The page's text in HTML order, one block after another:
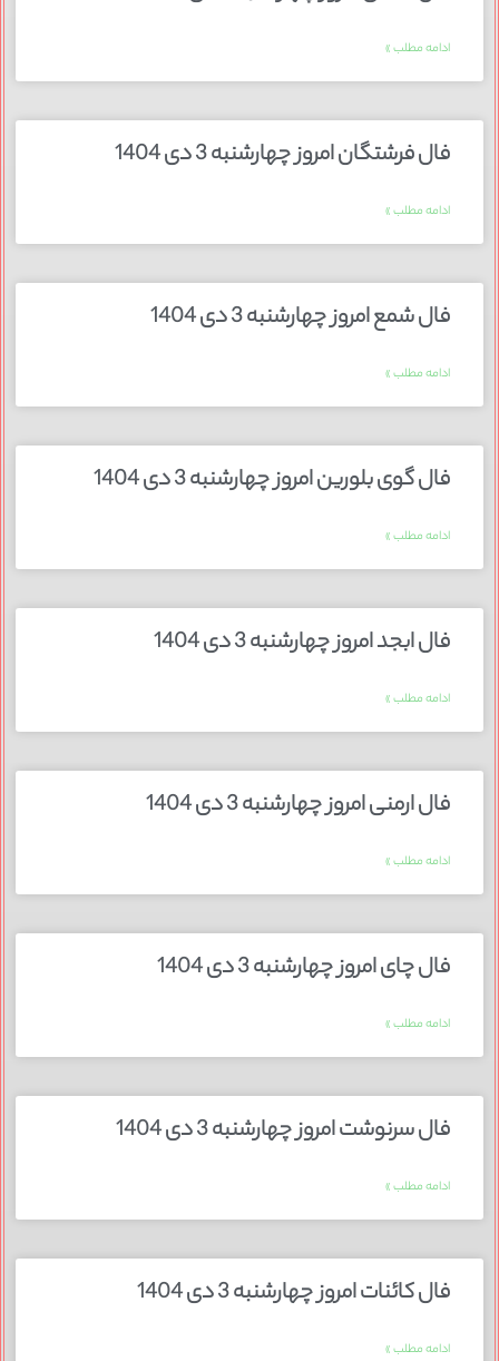
ادامه مطلب »
فال فرشتگان امروز چهارشنبه 3 دی 1404
ادامه مطلب »
فال شمع امروز چهارشنبه 3 دی 1404
ادامه مطلب »
فال گوی بلورین امروز چهارشنبه 3 دی 1404
ادامه مطلب »
فال ابجد امروز چهارشنبه 3 دی 1404
ادامه مطلب »
فال ارمنی امروز چهارشنبه 3 دی 1404
ادامه مطلب »
فال چای امروز چهارشنبه 3 دی 1404
ادامه مطلب »
فال سرنوشت امروز چهارشنبه 3 دی 1404
ادامه مطلب »
فال کائنات امروز چهارشنبه 3 دی 1404
ادامه مطلب »